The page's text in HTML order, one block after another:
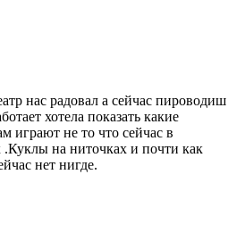
нас радовал а сейчас пироводиш
хотела показать какие
играют не то что сейчас в
.Куклы на ниточках и почти как
нет нигде.